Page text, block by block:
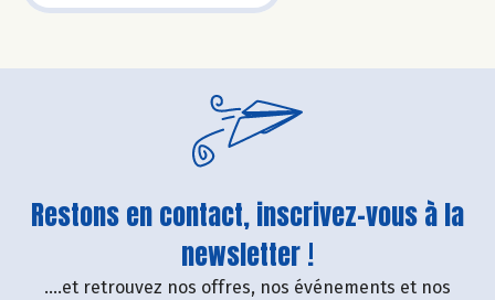
Restons en contact, inscrivez-vous à la
newsletter !
....et retrouvez nos offres, nos événements et nos